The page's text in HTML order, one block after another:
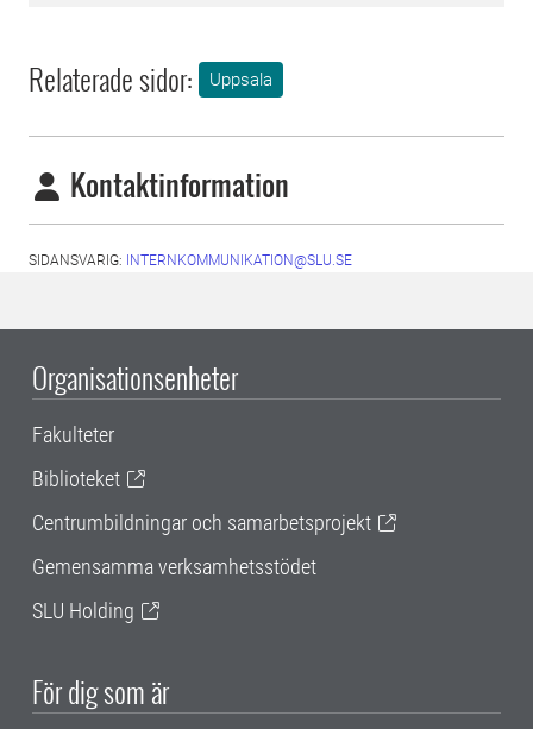
Relaterade sidor: Uppsala
Kontaktinformation
SIDANSVARIG: INTERNKOMMUNIKATION@SLU.SE
Organisationsenheter
Fakulteter
Biblioteket
Centrumbildningar och samarbetsprojekt
Gemensamma verksamhetsstödet
SLU Holding
För dig som är